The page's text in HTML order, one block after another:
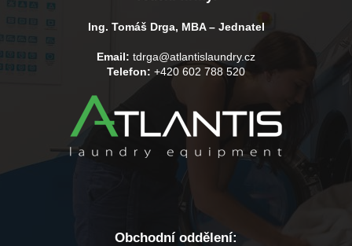
Ing. Tomáš Drga, MBA – Jednatel
Email: tdrga@atlantislaundry.cz
Telefon: +420 602 788 520
Obchodní oddělení: